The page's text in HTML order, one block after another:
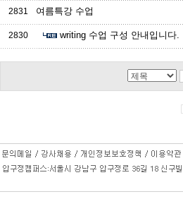
2831 여름특강 수업
2830 writing 수업 구성 안내입니다.